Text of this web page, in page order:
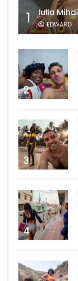
1 EDWARD
2
3
4